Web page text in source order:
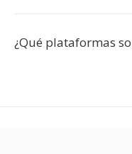
¿Qué plataformas